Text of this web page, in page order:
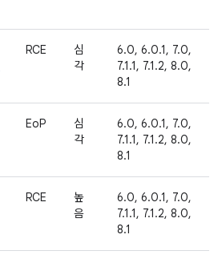
RCE
심
각
6.0, 6.0.1, 7.0,
7.1.1, 7.1.2, 8.0,
8.1
EoP
심
각
6.0, 6.0.1, 7.0,
7.1.1, 7.1.2, 8.0,
8.1
RCE
높
음
6.0, 6.0.1, 7.0,
7.1.1, 7.1.2, 8.0,
8.1